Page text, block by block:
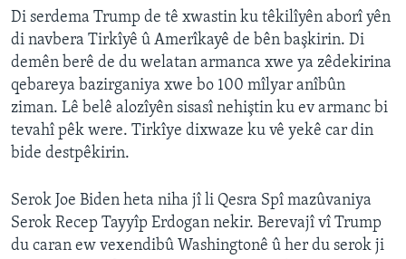
Di serdema Trump de tê xwastin ku têkilîyên aborî yên
di navbera Tirkîyê û Amerîkayê de bên başkirin. Di
demên berê de du welatan armanca xwe ya zêdekirina
qebareya bazirganiya xwe bo 100 mîlyar anîbûn
ziman. Lê belê alozîyên sisasî nehiştin ku ev armanc bi
tevahî pêk were. Tirkîye dixwaze ku vê yekê car din
bide destpêkirin.
Serok Joe Biden heta niha jî li Qesra Spî mazûvaniya
Serok Recep Tayyîp Erdogan nekir. Berevajî vî Trump
du caran ew vexendibû Washingtonê û her du serok ji